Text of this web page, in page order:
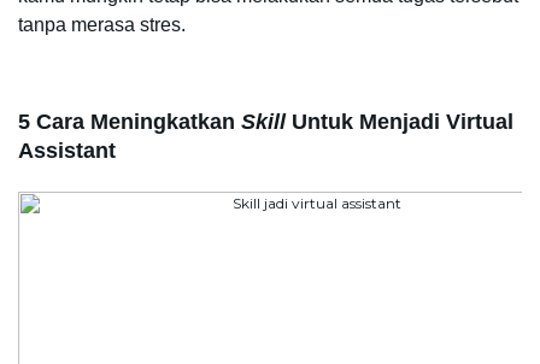
tanpa merasa stres.
5 Cara Meningkatkan Skill Untuk Menjadi Virtual
Assistant